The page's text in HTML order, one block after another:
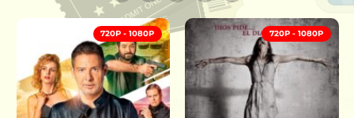
720P - 1080P 720P - 1080P